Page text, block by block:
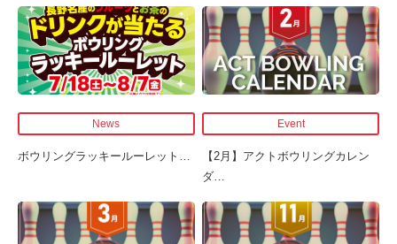
News
ボウリングラッキールーレット …
Event
【2月】アクトボウリングカレン
ダ…